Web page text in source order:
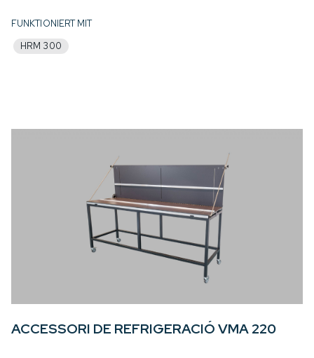
FUNKTIONIERT MIT
HRM 300
ACCESSORI DE REFRIGERACIÓ VMA 220